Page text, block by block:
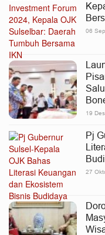
06
19
Pj
27